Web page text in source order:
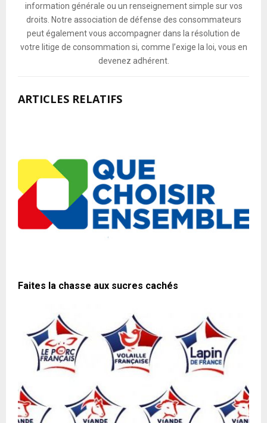
information générale ou un renseignement simple sur vos
droits. Notre association de défense des consommateurs
peut également vous accompagner dans la résolution de
votre litige de consommation si, comme l’exige la loi, vous en
devenez adhérent.
ARTICLES RELATIFS
Faites la chasse aux sucres cachés